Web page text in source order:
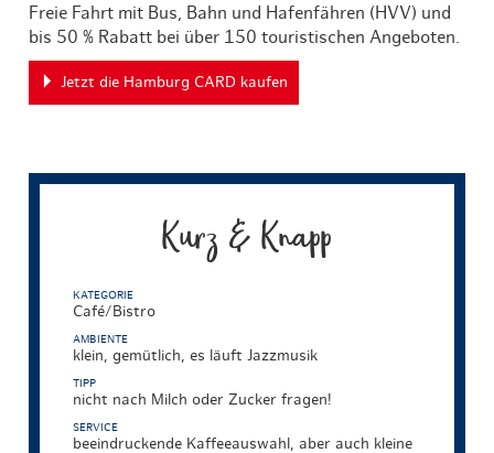
Freie Fahrt mit Bus, Bahn und Hafenfähren (HVV) und
bis 50 % Rabatt bei über 150 touristischen Angeboten.
Jetzt die Hamburg CARD kaufen
Kurz & Knapp
KATEGORIE
Café/Bistro
AMBIENTE
klein, gemütlich, es läuft Jazzmusik
TIPP
nicht nach Milch oder Zucker fragen!
SERVICE
beeindruckende Kaffeeauswahl, aber auch kleine